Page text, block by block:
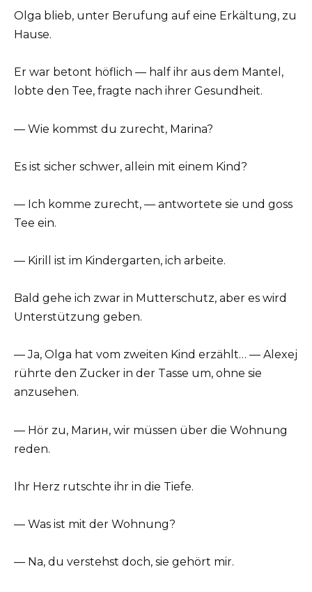
Olga blieb, unter Berufung auf eine Erkältung, zu
Hause.
Er war betont höflich — half ihr aus dem Mantel,
lobte den Tee, fragte nach ihrer Gesundheit.
— Wie kommst du zurecht, Marina?
Es ist sicher schwer, allein mit einem Kind?
— Ich komme zurecht, — antwortete sie und goss
Tee ein.
— Kirill ist im Kindergarten, ich arbeite.
Bald gehe ich zwar in Mutterschutz, aber es wird
Unterstützung geben.
— Ja, Olga hat vom zweiten Kind erzählt… — Alexej
rührte den Zucker in der Tasse um, ohne sie
anzusehen.
— Hör zu, Marин, wir müssen über die Wohnung
reden.
Ihr Herz rutschte ihr in die Tiefe.
— Was ist mit der Wohnung?
— Na, du verstehst doch, sie gehört mir.